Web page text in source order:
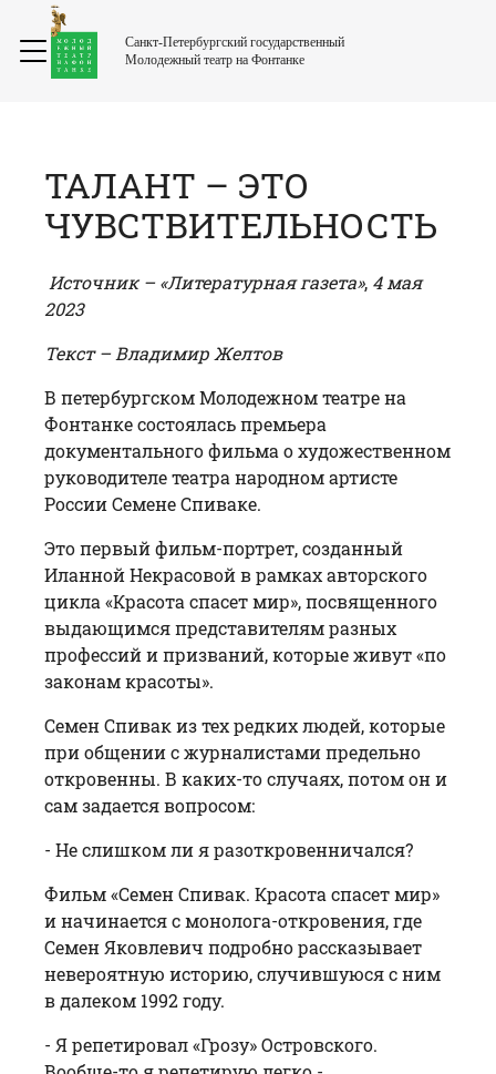
Санкт-Петербургский государственный
Молодежный театр на Фонтанке
ТАЛАНТ – ЭТО
ЧУВСТВИТЕЛЬНОСТЬ
Источник –«Литературная газета», 4 мая
2023
Текст – Владимир Желтов
В петербургском Молодежном театре на
Фонтанке состоялась премьера
документального фильма о художественном
руководителе театра народном артисте
России Семене Спиваке.
Это первый фильм-портрет, созданный
Иланной Некрасовой в рамках авторского
цикла «Красота спасет мир», посвященного
выдающимся представителям разных
профессий и призваний, которые живут «по
законам красоты».
Семен Спивакиз тех редких людей, которые
при общении с журналистами предельно
откровенны. В каких-то случаях, потом он и
сам задается вопросом:
- Не слишком ли я разоткровенничался?
Фильм «СеменСпивак. Красота спасет мир»
и начинается с монолога-откровения, где
Семен Яковлевич подробно рассказывает
невероятную историю, случившуюся с ним
в далеком 1992 году.
- Я репетировал «Грозу» Островского.